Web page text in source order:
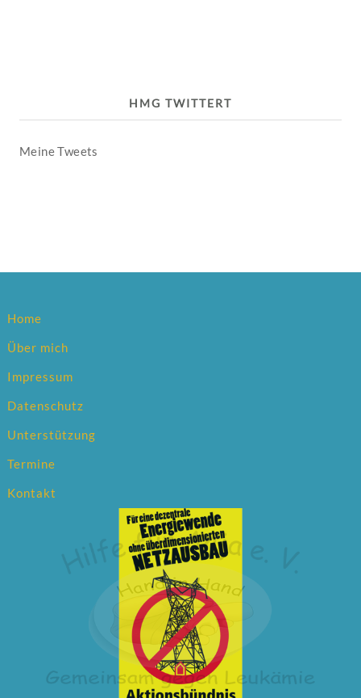
HMG TWITTERT
Meine Tweets
Home
Über mich
Impressum
Datenschutz
Unterstützung
Termine
Kontakt